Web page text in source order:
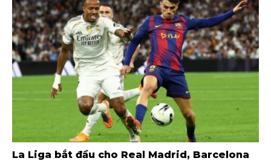
La Liga bắt đầu cho Real Madrid, Barcelona